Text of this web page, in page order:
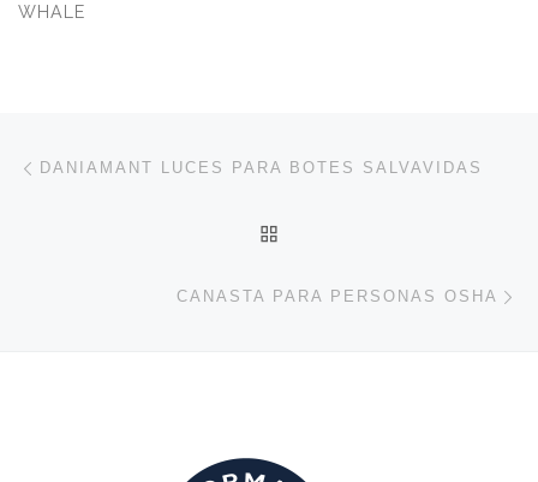
WHALE
Navegación de entradas
DANIAMANT LUCES PARA BOTES SALVAVIDAS
CANASTA PARA PERSONAS OSHA